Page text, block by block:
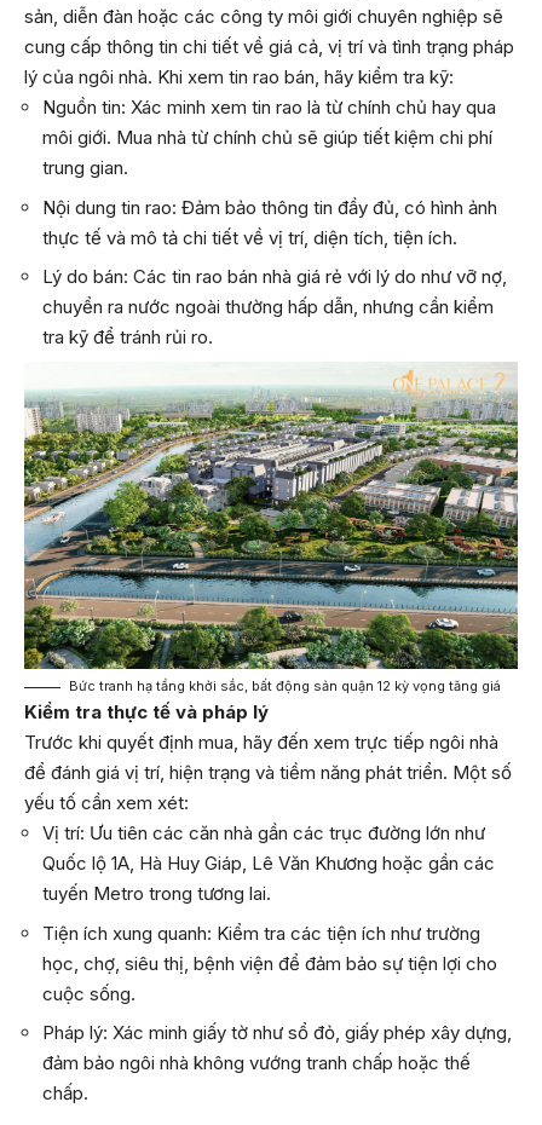
sản, diễn đàn hoặc các công ty môi giới chuyên nghiệp sẽ
cung cấp thông tin chi tiết về giá cả, vị trí và tình trạng pháp
lý của ngôi nhà. Khi xem tin rao bán, hãy kiểm tra kỹ:
Nguồn tin: Xác minh xem tin rao là từ chính chủ hay qua
môi giới. Mua nhà từ chính chủ sẽ giúp tiết kiệm chi phí
trung gian.
Nội dung tin rao: Đảm bảo thông tin đầy đủ, có hình ảnh
thực tế và mô tả chi tiết về vị trí, diện tích, tiện ích.
Lý do bán: Các tin rao bán nhà giá rẻ với lý do như vỡ nợ,
chuyển ra nước ngoài thường hấp dẫn, nhưng cần kiểm
tra kỹ để tránh rủi ro.
Bức tranh hạ tầng khởi sắc, bất động sản quận 12 kỳ vọng tăng giá
Kiểm tra thực tế và pháp lý
Trước khi quyết định mua, hãy đến xem trực tiếp ngôi nhà
để đánh giá vị trí, hiện trạng và tiềm năng phát triển. Một số
yếu tố cần xem xét:
Vị trí: Ưu tiên các căn nhà gần các trục đường lớn như
Quốc lộ 1A, Hà Huy Giáp, Lê Văn Khương hoặc gần các
tuyến Metro trong tương lai.
Tiện ích xung quanh: Kiểm tra các tiện ích như trường
học, chợ, siêu thị, bệnh viện để đảm bảo sự tiện lợi cho
cuộc sống.
Pháp lý: Xác minh giấy tờ như sổ đỏ, giấy phép xây dựng,
đảm bảo ngôi nhà không vướng tranh chấp hoặc thế
chấp.